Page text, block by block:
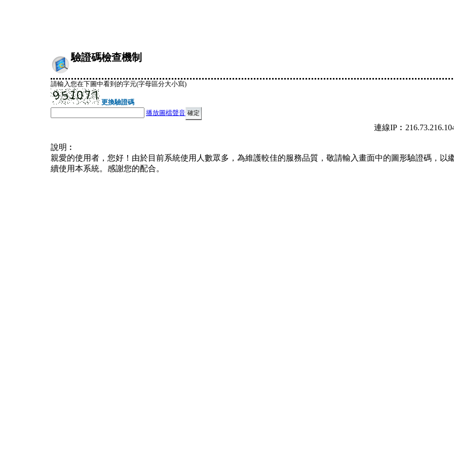
驗證碼檢查機制
請輸入您在下圖中看到的字元(字母區分大小寫)
更換驗證碼
播放圖檔聲音
連線
說明︰
親愛的使用者，您好！由於目前系統使用人數眾多，為維護較佳的服務品質，敬請輸入畫面中的圖形驗證碼，以
續使用本系統。感謝您的配合。